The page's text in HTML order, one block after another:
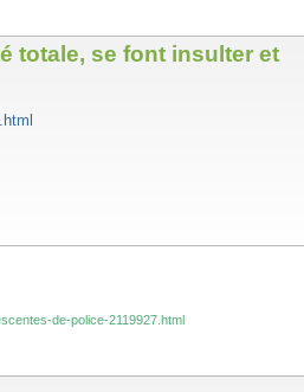
totale, se font insulter et
de-police-2119927.html